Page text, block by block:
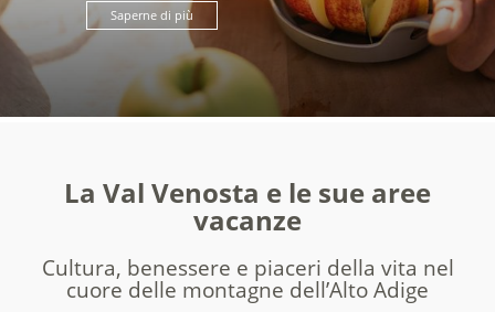
Saperne di più
La Val Venosta e le sue aree
vacanze
Cultura, benessere e piaceri della vita nel
cuore delle montagne dell’Alto Adige